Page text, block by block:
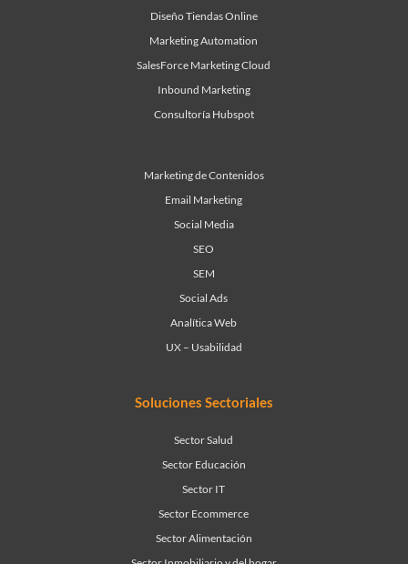
Diseño Tiendas Online
Marketing Automation
SalesForce Marketing Cloud
Inbound Marketing
Consultoría Hubspot
Marketing de Contenidos
Email Marketing
Social Media
SEO
SEM
Social Ads
Analítica Web
UX – Usabilidad
Soluciones Sectoriales
Sector Salud
Sector Educación
Sector IT
Sector Ecommerce
Sector Alimentación